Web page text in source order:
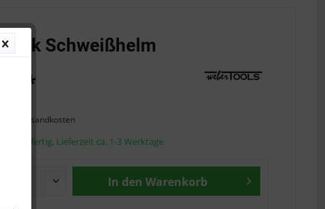
Schweißhelm
€ *
zzgl. Versandkosten
Lieferzeit ca. 1-3 Werktage
In den Warenkorb